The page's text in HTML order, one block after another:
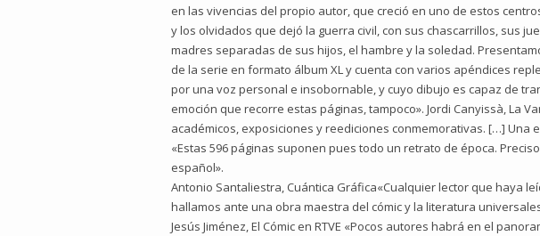
en las vivencias del propio autor, que creció en uno de estos
y los olvidados que dejó la guerra civil, con sus chascarrillos, sus
madres separadas de sus hijos, el hambre y la soledad.
de la serie en formato álbum XL y cuenta con varios apéndices
por una voz personal e insobornable, y cuyo dibujo es capaz de
emoción que recorre estas páginas, tampoco». Jordi Canyissà, La
académicos, exposiciones y reediciones conmemorativas. […] Una
«Estas 596 páginas suponen pues todo un retrato de época.
español».
Antonio Santaliestra, Cuántica Gráfica«Cualquier lector que haya
hallamos ante una obra maestra del cómic y la literatura
Jesús Jiménez, El Cómic en RTVE «Pocos autores habrá en el